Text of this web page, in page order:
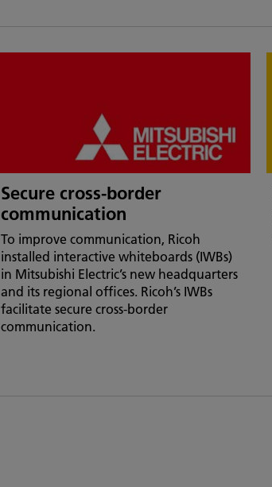
Secure cross-border
communication
To improve communication, Ricoh
installed interactive whiteboards (IWBs)
in Mitsubishi Electric’s new headquarters
and its regional offices. Ricoh’s IWBs
facilitate secure cross-border
communication.